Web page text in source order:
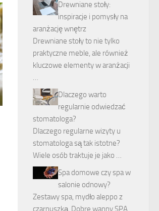
Drewniane stoły:
inspiracje i pomysły na
aranżację wnętrz
Drewniane stoły to nie tylko
praktyczne meble, ale również
kluczowe elementy w aranżacji
…
Dlaczego warto
regularnie odwiedzać
stomatologa?
Dlaczego regularne wizyty u
stomatologa są tak istotne?
Wiele osób traktuje je jako …
Spa domowe czy spa w
salonie odnowy?
Zestawy spa, mydło aleppo z
czarnuszką. Dobre wanny SPA